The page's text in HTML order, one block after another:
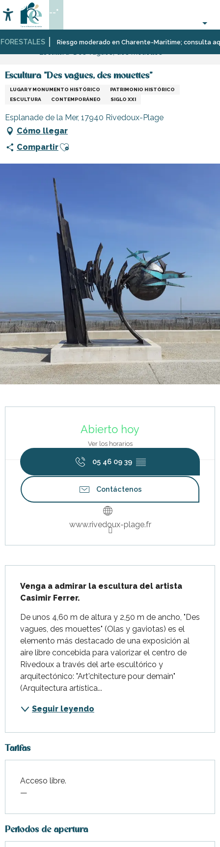
au
contenu
principal
Riesgo moderado en Charente-Maritime; consulta
Accessibilité
Buscar
--°
Página Web
Organización
y
Ocio
Lugares
patrimonio,
Museos
Escultura "Des vagues, des mouettes"
LUGAR Y MONUMENTO HISTÓRICO
PATRIMONIO HISTÓRICO
ESCULTURA
CONTEMPORÁNEO SIGLO XXI
Esplanade de la Mer, 17940 Rivedoux-Plage
Cómo llegar
CompartirAjouter aux favoris
Abierto hoy
Ver los horarios
05 46 09 39 ▒▒
Contáctenos
www.rivedoux-plage.fr
Venga a admirar la escultura del artista
Casimir Ferrer.
De unos 4,60 m de altura y 2,50 m de ancho, "Des
vagues, des mouettes" (Olas y gaviotas) es el
elemento más destacado de una exposición al
aire libre concebida para valorizar el centro de
Rivedoux a través del arte escultórico y
arquitectónico: "Art'chitecture pour demain"
(Arquitectura artística...
Seguir leyendo
Tarifas
Acceso libre.
—
Periodos de apertura